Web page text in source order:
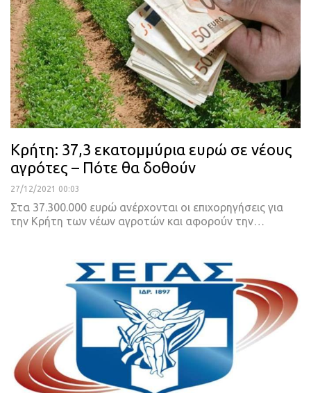
Κρήτη: 37,3 εκατομμύρια ευρώ σε νέους
αγρότες – Πότε θα δοθούν
27/12/2021 00:03
Στα 37.300.000 ευρώ ανέρχονται οι επιχορηγήσεις για
την Κρήτη των νέων αγροτών και αφορούν την…